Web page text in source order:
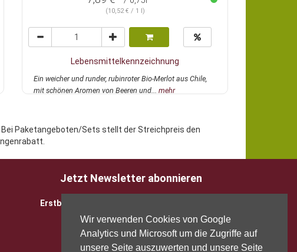
Wir verwenden Cookies von Google
Analytics und Microsoft um die Zugriffe auf
unsere Seite auszuwerten und unsere Seite
(10,52 € / 1 l)
Lebensmittelkennzeichnung
Ein weicher und runder, rubinroter Bio-Merlot aus Chile,
mit schönen Aromen von Beeren und... mehr
Paketangeboten/Sets stellt der Streichpreis den
Jetzt Newsletter abonnieren
Erstbesteller sparen 5 EUR mit Gutscheincode